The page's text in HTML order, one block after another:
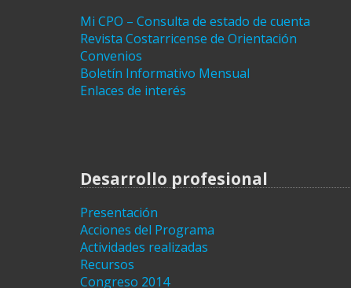
Mi CPO – Consulta de estado de cuenta
Revista Costarricense de Orientación
Convenios
Boletín Informativo Mensual
Enlaces de interés
Desarrollo profesional
Presentación
Acciones del Programa
Actividades realizadas
Recursos
Congreso 2014